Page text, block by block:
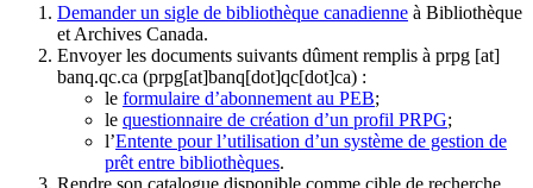
Demander un sigle de bibliothèque canadienne à Bibliothèque
et Archives Canada.
Envoyer les documents suivants dûment remplis à prpg [at]
banq.qc.ca (prpg[at]banq[dot]qc[dot]ca) :
le formulaire d’abonnement au PEB;
le questionnaire de création d’un profil PRPG;
l’Entente pour l’utilisation d’un système de gestion de
prêt entre bibliothèques.
Rendre son catalogue disponible comme cible de recherche